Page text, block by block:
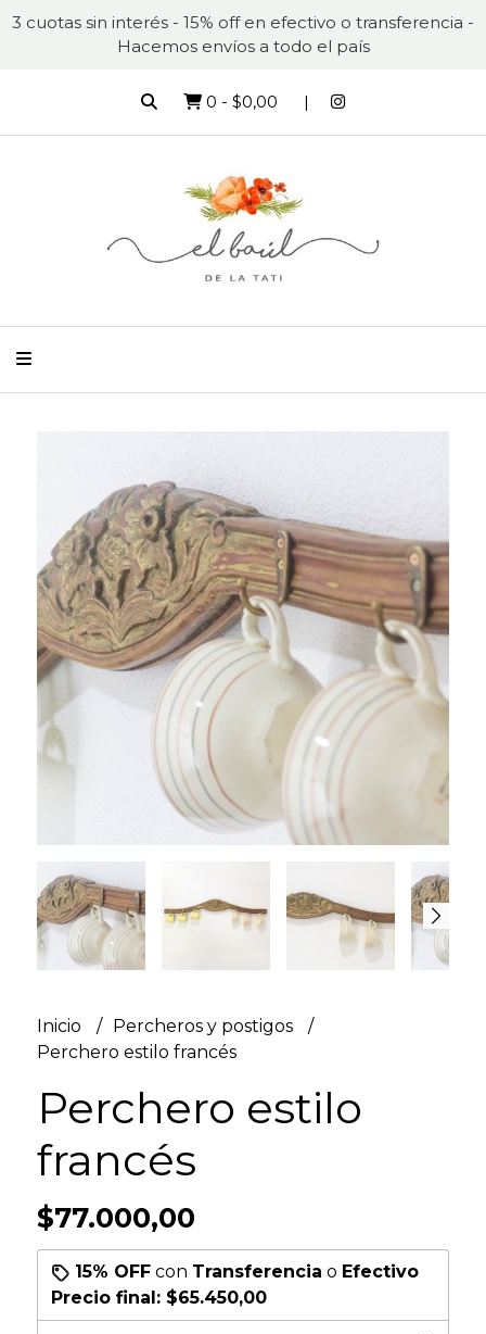
3 cuotas sin interés - 15% off en efectivo o transferencia -
Hacemos envíos a todo el país
0 - $0,00
Inicio
Percheros y postigos
Perchero estilo francés
Perchero estilo
francés
$77.000,00
15% OFFcon Transferencia o Efectivo
Precio final: $65.450,00